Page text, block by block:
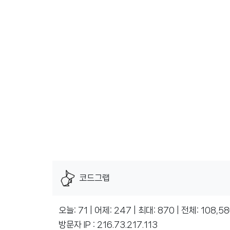
코드그랩
오늘: 71 | 어제: 247 | 최대: 870 | 전체:
방문자 IP : 216.73.217.113